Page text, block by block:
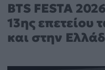
BTS FESTA
13ης επετείου
και στην